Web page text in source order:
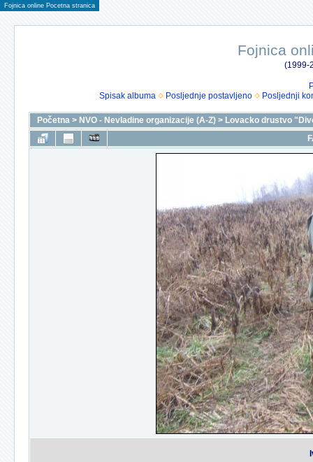
Fojnica online Pocetna stranica
Fojnica
(1999-
Spisak albuma
Posljednje postavljeno Posljednji
Početna > NVO - Nevladine organizacije (A-Z) > Lovacko drustvo